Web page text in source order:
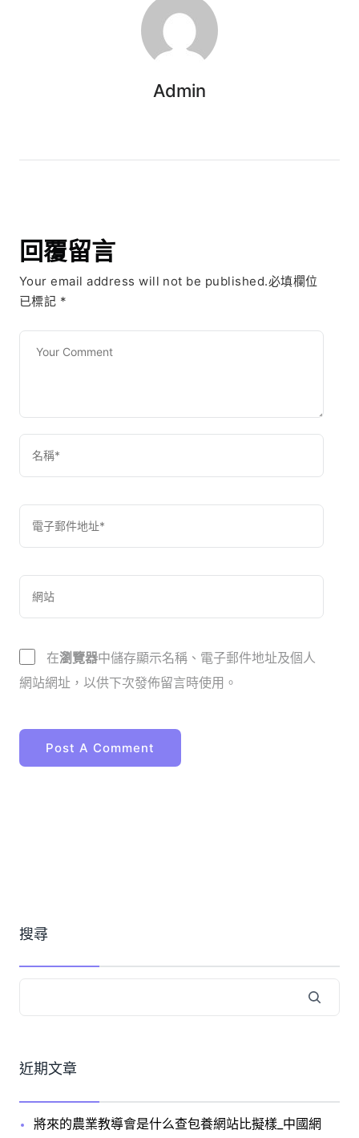
Admin
回覆留言
Your email address will not be published.必填欄位
已標記 *
在瀏覽器中儲存顯示名稱、電子郵件地址及個人
網站網址，以供下次發佈留言時使用。
搜尋
近期文章
將來的農業教導會是什么查包養網站比擬樣_中國網